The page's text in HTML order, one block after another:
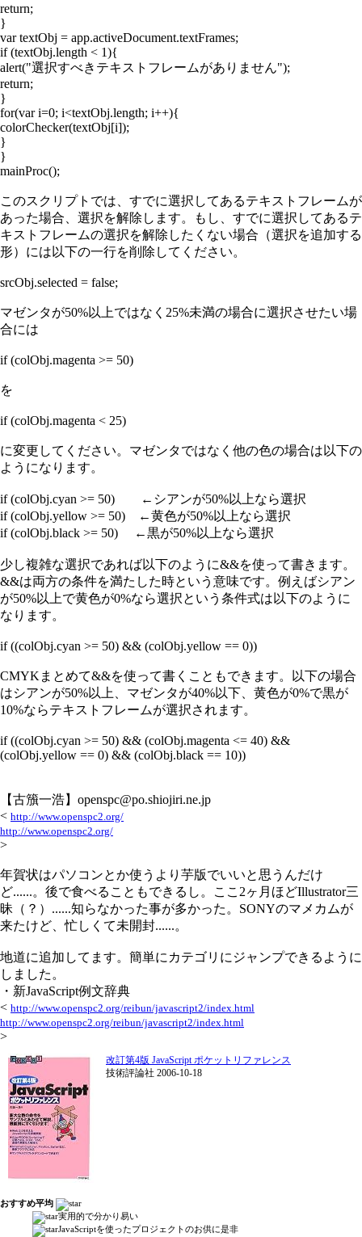
return;
}
var textObj = app.activeDocument.textFrames;
if (textObj.length < 1){
alert("選択すべきテキストフレームがありません");
return;
}
for(var i=0; i<textObj.length; i++){
colorChecker(textObj[i]);
}
}
mainProc();
このスクリプトでは、すでに選択してあるテキストフレームが
あった場合、選択を解除します。もし、すでに選択してあるテ
キストフレームの選択を解除したくない場合（選択を追加する
形）には以下の一行を削除してください。
srcObj.selected = false;
マゼンタが50%以上ではなく25%未満の場合に選択させたい場
合には
if (colObj.magenta >= 50)
を
if (colObj.magenta < 25)
に変更してください。マゼンタではなく他の色の場合は以下の
ようになります。
if (colObj.cyan >= 50) ←シアンが50%以上なら選択
if (colObj.yellow >= 50) ←黄色が50%以上なら選択
if (colObj.black >= 50) ←黒が50%以上なら選択
少し複雑な選択であれば以下のように&&を使って書きます。
&&は両方の条件を満たした時という意味です。例えばシアン
が50%以上で黄色が0%なら選択という条件式は以下のように
なります。
if ((colObj.cyan >= 50) && (colObj.yellow == 0))
CMYKまとめて&&を使って書くこともできます。以下の場合
はシアンが50%以上、マゼンタが40%以下、黄色が0%で黒が
10%ならテキストフレームが選択されます。
if ((colObj.cyan >= 50) && (colObj.magenta <= 40) &&
(colObj.yellow == 0) && (colObj.black == 10))
【古籏一浩】openspc@po.shiojiri.ne.jp
< http://www.openspc2.org/
http://www.openspc2.org/
>
年賀状はパソコンとか使うより芋版でいいと思うんだけ
ど......。後で食べることもできるし。ここ2ヶ月ほどIllustrator三
昧（？）......知らなかった事が多かった。SONYのマメカムが
来たけど、忙しくて未開封......。
地道に追加してます。簡単にカテゴリにジャンプできるように
しました。
・新JavaScript例文辞典
< http://www.openspc2.org/reibun/javascript2/index.html
http://www.openspc2.org/reibun/javascript2/index.html
>
改訂第4版 JavaScript ポケットリファレンス
技術評論社 2006-10-18
おすすめ平均
実用的で分かり易い
JavaScriptを使ったプロジェクトのお供に是非